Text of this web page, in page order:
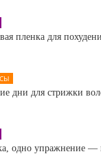
пленка для
дни для стрижки
одно упражнение —